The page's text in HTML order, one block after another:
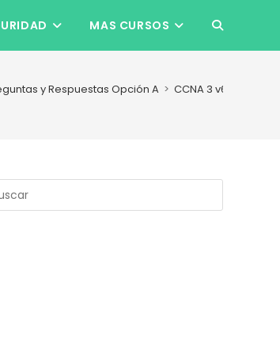
MAS CURSOS ALTERNAR
LA
y Respuestas Opción A > CCNA 3 v6 Exa Final
Escape